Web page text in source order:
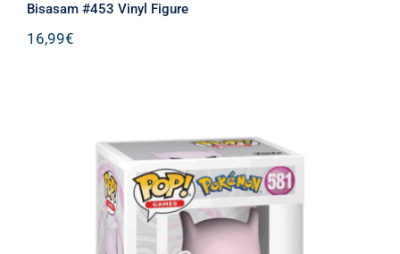
Bisasam #453 Vinyl Figure
16,99€